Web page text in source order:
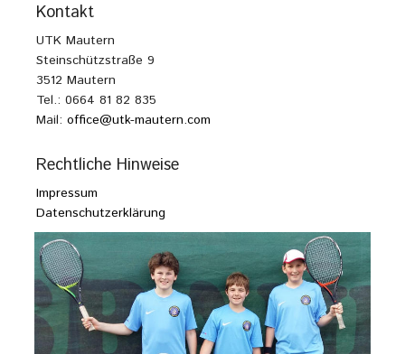
Kontakt
UTK Mautern
Steinschützstraße 9
3512 Mautern
Tel.: 0664 81 82 835
Mail: office@utk-mautern.com
Rechtliche Hinweise
Impressum
Datenschutzerklärung